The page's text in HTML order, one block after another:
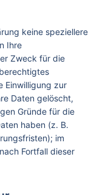
keine speziellere
Ihre
Zweck für die
Einwilligung zur
Daten gelöscht,
Gründe für die
haben (z. B.
im
Fortfall dieser